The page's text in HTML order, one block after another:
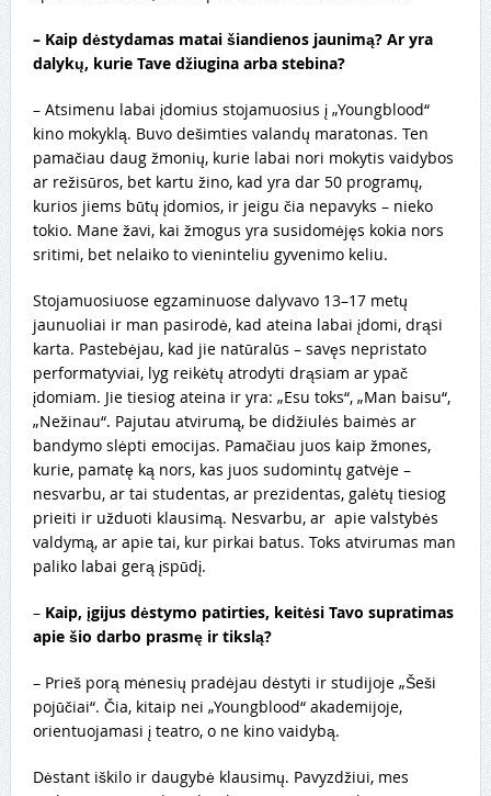
– Kaip dėstydamas matai šiandienos jaunimą? Ar yra
dalykų, kurie Tave džiugina arba stebina?
– Atsimenu labai įdomius stojamuosius į „Youngblood“
kino mokyklą. Buvo dešimties valandų maratonas. Ten
pamačiau daug žmonių, kurie labai nori mokytis vaidybos
ar režisūros, bet kartu žino, kad yra dar 50 programų,
kurios jiems būtų įdomios, ir jeigu čia nepavyks – nieko
tokio. Mane žavi, kai žmogus yra susidomėjęs kokia nors
sritimi, bet nelaiko to vieninteliu gyvenimo keliu.
Stojamuosiuose egzaminuose dalyvavo 13–17 metų
jaunuoliai ir man pasirodė, kad ateina labai įdomi, drąsi
karta. Pastebėjau, kad jie natūralūs – savęs nepristato
performatyviai, lyg reikėtų atrodyti drąsiam ar ypač
įdomiam. Jie tiesiog ateina ir yra: „Esu toks“, „Man baisu“,
„Nežinau“. Pajutau atvirumą, be didžiulės baimės ar
bandymo slėpti emocijas. Pamačiau juos kaip žmones,
kurie, pamatę ką nors, kas juos sudomintų gatvėje –
nesvarbu, ar tai studentas, ar prezidentas, galėtų tiesiog
prieiti ir užduoti klausimą. Nesvarbu, ar apie valstybės
valdymą, ar apie tai, kur pirkai batus. Toks atvirumas man
paliko labai gerą įspūdį.
– Kaip, įgijus dėstymo patirties, keitėsi Tavo supratimas
apie šio darbo prasmę ir tikslą?
– Prieš porą mėnesių pradėjau dėstyti ir studijoje „Šeši
pojūčiai“. Čia, kitaip nei „Youngblood“ akademijoje,
orientuojamasi į teatro, o ne kino vaidybą.
Dėstant iškilo ir daugybė klausimų. Pavyzdžiui, mes